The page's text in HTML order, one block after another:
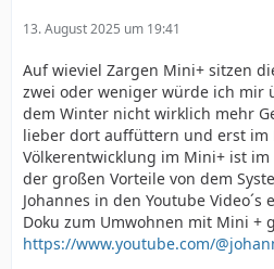
13. August 2025 um 19:41
Auf wieviel Zargen Mini+ sitzen
zwei oder weniger würde ich mir
dem Winter nicht wirklich mehr
lieber dort auffüttern und erst im
Völkerentwicklung im Mini+ ist
der großen Vorteile von dem
Johannes in den Youtube
Doku zum Umwohnen mit Mini +
https://www.youtube.com/